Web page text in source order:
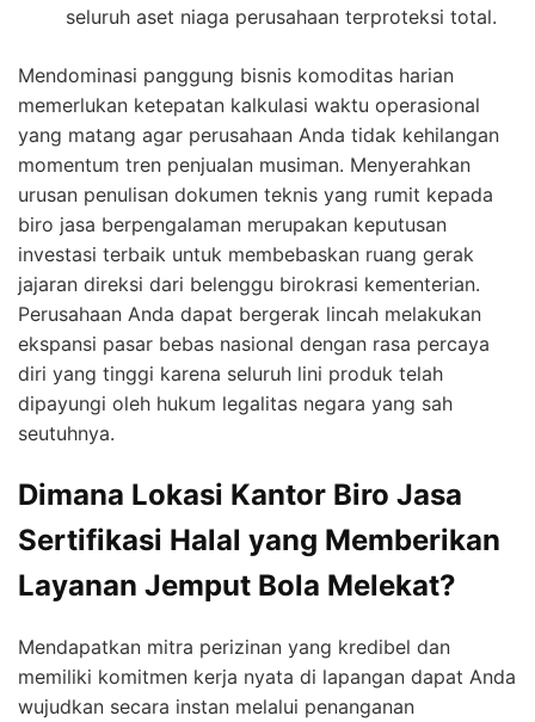
seluruh aset niaga perusahaan terproteksi total.
Mendominasi panggung bisnis komoditas harian
memerlukan ketepatan kalkulasi waktu operasional
yang matang agar perusahaan Anda tidak kehilangan
momentum tren penjualan musiman. Menyerahkan
urusan penulisan dokumen teknis yang rumit kepada
biro jasa berpengalaman merupakan keputusan
investasi terbaik untuk membebaskan ruang gerak
jajaran direksi dari belenggu birokrasi kementerian.
Perusahaan Anda dapat bergerak lincah melakukan
ekspansi pasar bebas nasional dengan rasa percaya
diri yang tinggi karena seluruh lini produk telah
dipayungi oleh hukum legalitas negara yang sah
seutuhnya.
Dimana Lokasi Kantor Biro Jasa
Sertifikasi Halal yang Memberikan
Layanan Jemput Bola Melekat?
Mendapatkan mitra perizinan yang kredibel dan
memiliki komitmen kerja nyata di lapangan dapat Anda
wujudkan secara instan melalui penanganan